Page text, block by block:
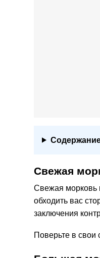
Свежая
Свежая морковь
обходить вас
заключения
Поверьте в свои